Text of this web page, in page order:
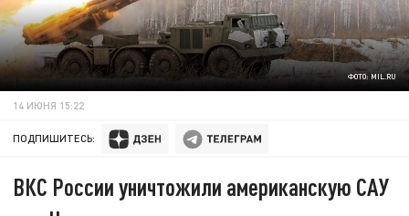
ФОТО: MIL.RU
14 ИЮНЯ 15:22
ПОДПИШИТЕСЬ:
ВКС России уничтожили американскую САУ